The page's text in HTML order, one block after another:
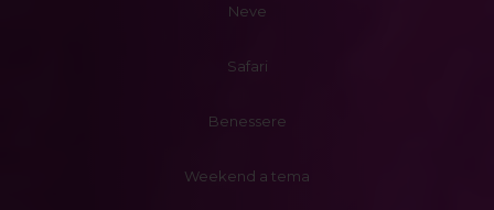
Neve
Safari
Benessere
Weekend a tema